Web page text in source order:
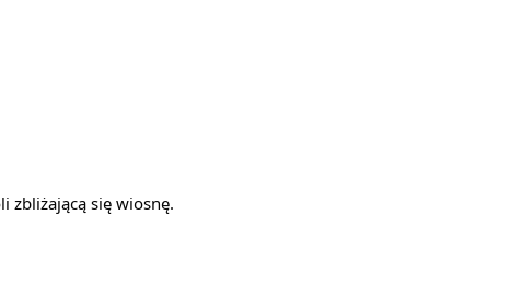
zbliżającą się wiosnę.